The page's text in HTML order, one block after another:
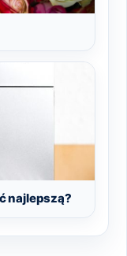
najlepszą?